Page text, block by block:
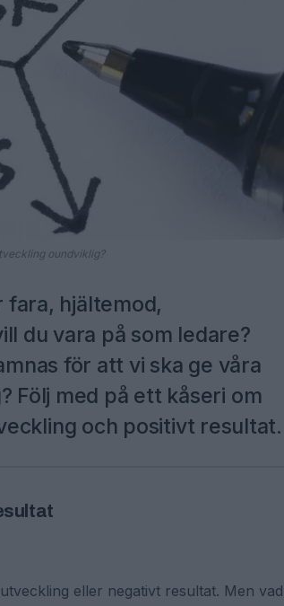
oundviklig?
fara, hjältemod,
du vara på som ledare?
för att vi ska ge våra
Följ med på ett kåseri om
och positivt resultat.
eller negativt resultat. Men vad